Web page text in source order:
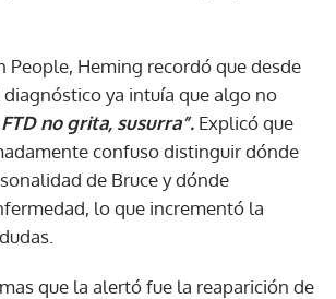
People, Heming recordó que desde
ya intuía que algo no
FTD no grita, susurra”. Explicó que
confuso distinguir dónde
de Bruce y dónde
lo que incrementó la
que la alertó fue la reaparición de